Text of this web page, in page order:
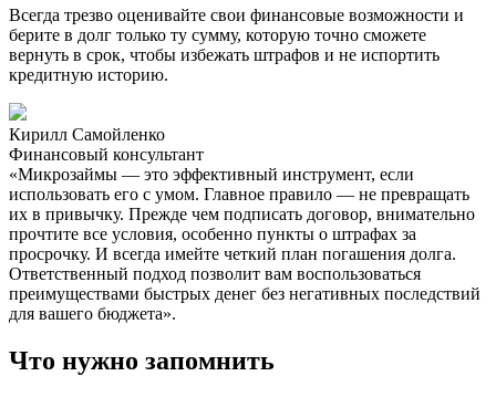
Всегда трезво оценивайте свои финансовые возможности и
берите в долг только ту сумму, которую точно сможете
вернуть в срок, чтобы избежать штрафов и не испортить
кредитную историю.
Кирилл Самойленко
Финансовый консультант
«Микрозаймы — это эффективный инструмент, если
использовать его с умом. Главное правило — не превращать
их в привычку. Прежде чем подписать договор, внимательно
прочтите все условия, особенно пункты о штрафах за
просрочку. И всегда имейте четкий план погашения долга.
Ответственный подход позволит вам воспользоваться
преимуществами быстрых денег без негативных последствий
для вашего бюджета».
Что нужно запомнить